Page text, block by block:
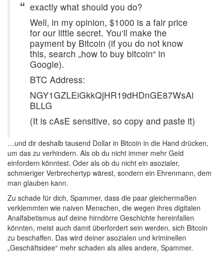
exactly what should you do?
Well, in my opinion, $1000 is a fair price
for our little secret. You‘ll make the
payment by Bitcoin (if you do not know
this, search „how to buy bitcoin“ in
Google).
BTC Address:
NGY1GZLEiGkkQjHR19dHDnGE87WsAi
BLLG
(It is cAsE sensitive, so copy and paste it)
…und dir deshalb tausend Dollar in Bitcoin in die Hand drücken,
um das zu verhindern. Als ob du nicht immer mehr Geld
einfordern könntest. Oder als ob du nicht ein asozialer,
schmieriger Verbrechertyp wärest, sondern ein Ehrenmann, dem
man glauben kann.
Zu schade für dich, Spammer, dass die paar gleichermaßen
verklemmten wie naiven Menschen, die wegen ihres digitalen
Analfabetismus auf deine hirndörre Geschichte hereinfallen
könnten, meist auch damit überfordert sein werden, sich Bitcoin
zu beschaffen. Das wird deiner asozialen und kriminellen
„Geschäftsidee“ mehr schaden als alles andere, Spammer.